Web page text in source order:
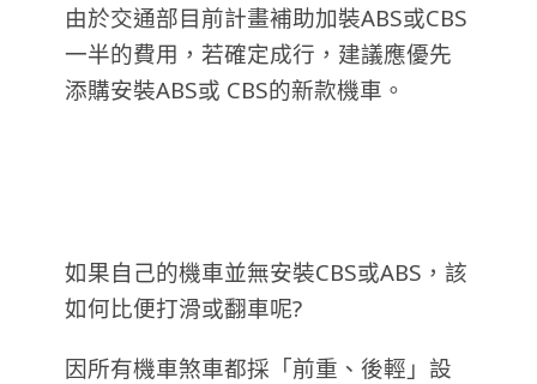
由於交通部目前計畫補助加裝ABS或CBS
一半的費用，若確定成行，建議應優先
添購安裝ABS或 CBS的新款機車。
如果自己的機車並無安裝CBS或ABS，該
如何比便打滑或翻車呢?
因所有機車煞車都採「前重、後輕」設